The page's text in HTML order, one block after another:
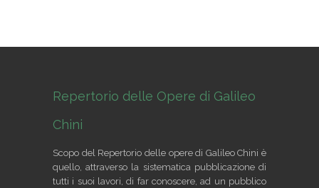
Repertorio delle Opere di Galileo
Chini
Scopo del Repertorio delle opere di Galileo Chini è
quello, attraverso la sistematica pubblicazione di
tutti i suoi lavori, di far conoscere, ad un pubblico